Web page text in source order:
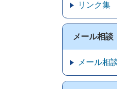
リンク集
メール相談
メール相